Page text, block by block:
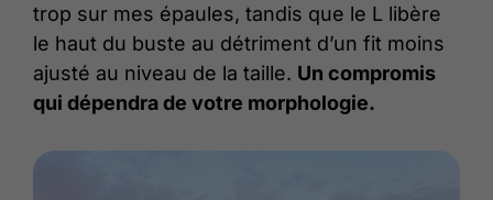
trop sur mes épaules, tandis que le L libère
le haut du buste au détriment d’un fit moins
ajusté au niveau de la taille. Un compromis
qui dépendra de votre morphologie.